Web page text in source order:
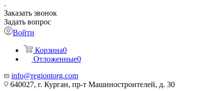
Заказать звонок
Задать вопрос
Войти
Корзина0
Отложенные0
info@regiontorg.com
640027, г. Курган, пр-т Машиностроителей, д. 30